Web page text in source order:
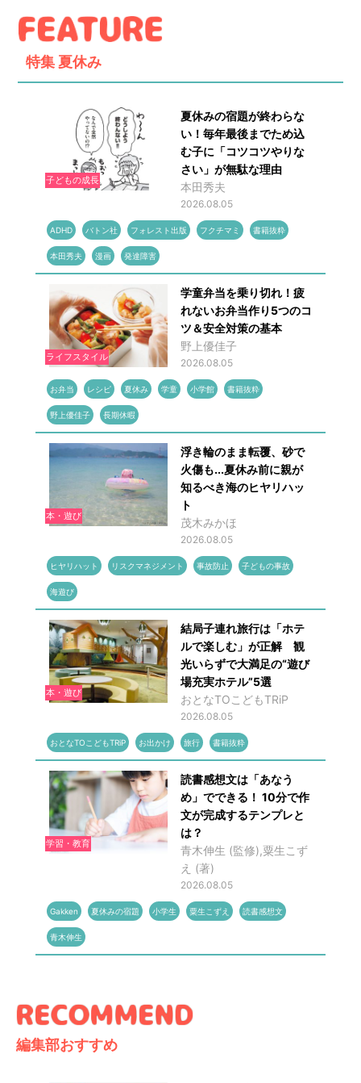
特集 夏休み
子どもの成長
夏休みの宿題が終わらな
い！毎年最後までため込
む子に「コツコツやりな
さい」が無駄な理由
本田秀夫
2026.08.05
ADHD バトン社 フォレスト出版 フクチマミ 書籍抜粋
本田秀夫 漫画 発達障害
ライフスタイル
学童弁当を乗り切れ！疲
れないお弁当作り5つのコ
ツ＆安全対策の基本
野上優佳子
2026.08.05
お弁当 レシピ 夏休み 学童 小学館 書籍抜粋
野上優佳子 長期休暇
本・遊び
浮き輪のまま転覆、砂で
火傷も...夏休み前に親が
知るべき海のヒヤリハッ
ト
茂木みかほ
2026.08.05
ヒヤリハット リスクマネジメント 事故防止 子どもの事故
海遊び
本・遊び
結局子連れ旅行は「ホテ
ルで楽しむ」が正解 観
光いらずで大満足の“遊び
場充実ホテル”5選
おとなTOこどもTRiP
2026.08.05
おとなTOこどもTRiP お出かけ 旅行 書籍抜粋
学習・教育
読書感想文は「あなう
め」でできる！ 10分で作
文が完成するテンプレと
は？
青木伸生 (監修),粟生こず
え (著)
2026.08.05
Gakken 夏休みの宿題 小学生 粟生こずえ 読書感想文
青木伸生
編集部おすすめ